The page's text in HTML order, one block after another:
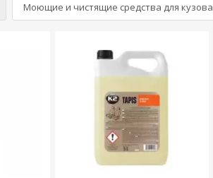
Моющие и чистящие средства для кузова